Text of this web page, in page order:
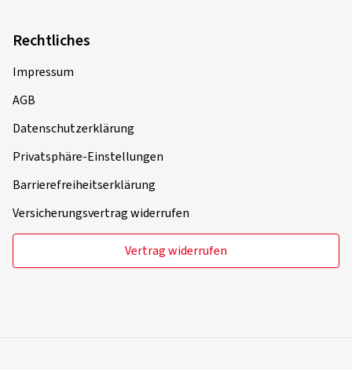
Rechtliches
Impressum
AGB
Datenschutzerklärung
Privatsphäre-Einstellungen
Barrierefreiheitserklärung
Versicherungsvertrag widerrufen
Vertrag widerrufen